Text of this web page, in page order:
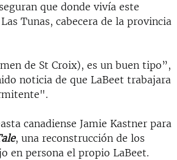
que donde vivía este
Tunas, cabecera de la provincia
de St Croix), es un buen tipo”,
noticia de que LaBeet trabajara
canadiense Jamie Kastner para
, una reconstrucción de los
en persona el propio LaBeet.